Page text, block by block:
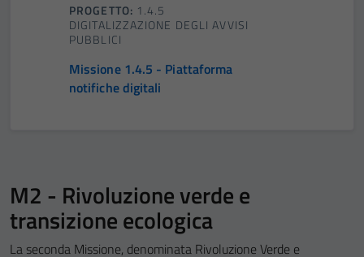
PROGETTO: 1.4.5
DIGITALIZZAZIONE DEGLI AVVISI
PUBBLICI
Missione 1.4.5 - Piattaforma
notifiche digitali
M2 - Rivoluzione verde e
transizione ecologica
La seconda Missione, denominata Rivoluzione Verde e